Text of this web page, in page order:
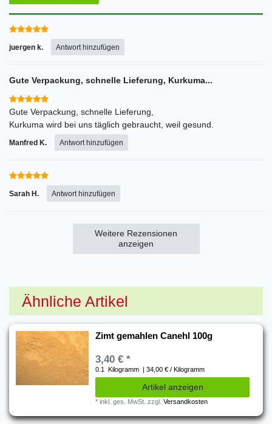
juergen k. Antwort hinzufügen
Gute Verpackung, schnelle Lieferung, Kurkuma...
Gute Verpackung, schnelle Lieferung,
Manfred K. Antwort hinzufügen
Sarah H. Antwort hinzufügen
Weitere Rezensionen
anzeigen
Ähnliche Artikel
Zimt gemahlen Canehl 100g
3,40 € *
0.1 Kilogramm | 34,00 € / Kilogramm
Artikel anzeigen
*inkl. ges. MwSt. zzgl.Versandkosten